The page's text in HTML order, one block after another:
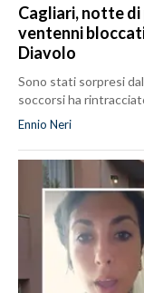
Cagliari, notte di
ventenni
Diavolo
Sono stati sorpresi
soccorsi ha
Ennio Neri